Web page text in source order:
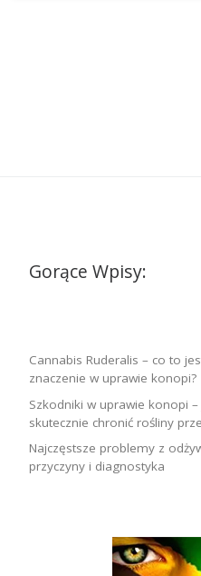
Gorące Wpisy:
Cannabis Ruderalis – co to
znaczenie w uprawie konopi?
Szkodniki w uprawie konopi
skutecznie chronić rośliny
Najczęstsze problemy z
przyczyny i diagnostyka